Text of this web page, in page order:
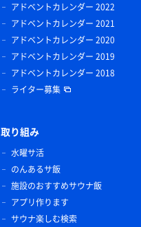
アドベントカレンダー 2022
アドベントカレンダー 2021
アドベントカレンダー 2020
アドベントカレンダー 2019
アドベントカレンダー 2018
ライター募集
取り組み
水曜サ活
のんあるサ飯
施設のおすすめサウナ飯
アプリ作ります
サウナ楽しむ検索